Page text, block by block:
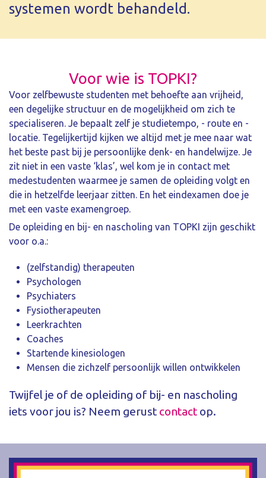
systemen wordt behandeld.
Voor wie is TOPKI?
Voor zelfbewuste studenten met behoefte aan vrijheid,
een degelijke structuur en de mogelijkheid om zich te
specialiseren. Je bepaalt zelf je studietempo, - route en -
locatie. Tegelijkertijd kijken we altijd met je mee naar wat
het beste past bij je persoonlijke denk- en handelwijze. Je
zit niet in een vaste ‘klas’, wel kom je in contact met
medestudenten waarmee je samen de opleiding volgt en
die in hetzelfde leerjaar zitten. En het eindexamen doe je
met een vaste examengroep.
De opleiding en bij- en nascholing van TOPKI zijn geschikt
voor o.a.:
(zelfstandig) therapeuten
Psychologen
Psychiaters
Fysiotherapeuten
Leerkrachten
Coaches
Startende kinesiologen
Mensen die zichzelf persoonlijk willen ontwikkelen
Twijfel je of de opleiding of bij- en nascholing
iets voor jou is? Neem gerust contact op.